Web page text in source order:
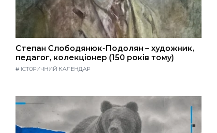
Степан Слободянюк-Подолян – художник,
педагог, колекціонер (150 років тому)
# ІСТОРИЧНИЙ КАЛЕНДАР